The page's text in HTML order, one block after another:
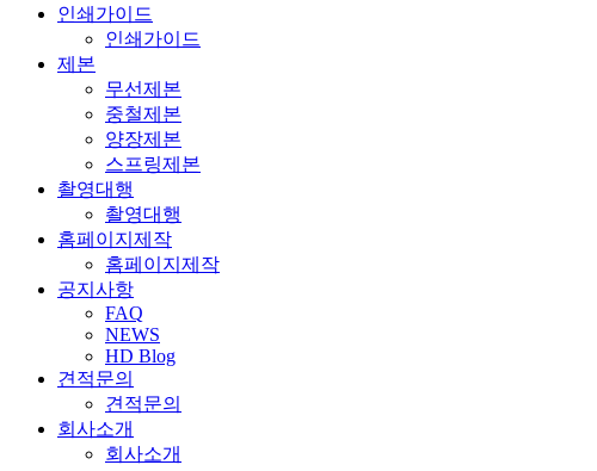
인쇄가이드
인쇄가이드
제본
무선제본
중철제본
양장제본
스프링제본
촬영대행
촬영대행
홈페이지제작
홈페이지제작
공지사항
FAQ
NEWS
HD Blog
견적문의
견적문의
회사소개
회사소개